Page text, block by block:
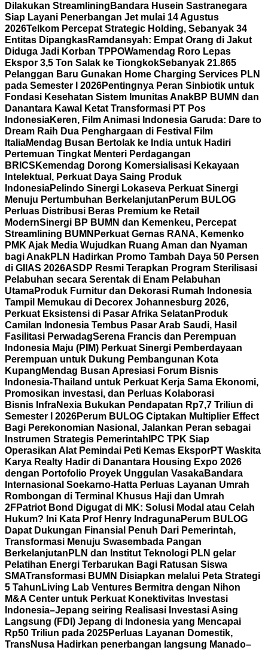
Dilakukan Streamlining Bandara Husein Sastranegara
Siap Layani Penerbangan Jet mulai 14 Agustus
2026Telkom Percepat Strategic Holding, Sebanyak 34
Entitas DipangkasRamdansyah: Empat Orang di Jakut
Diduga Jadi Korban TPPOWamendag Roro Lepas
Ekspor 3,5 Ton Salak ke TiongkokSebanyak 21.865
Pelanggan Baru Gunakan Home Charging Services PLN
pada Semester I 2026Pentingnya Peran Sinbiotik untuk
Fondasi Kesehatan Sistem Imunitas AnakBP BUMN dan
Danantara Kawal Ketat Transformasi PT Pos
IndonesiaKeren, Film Animasi Indonesia Garuda: Dare to
Dream Raih Dua Penghargaan di Festival Film
ItaliaMendag Busan Bertolak ke India untuk Hadiri
Pertemuan Tingkat Menteri Perdagangan
BRICS Kemendag Dorong Komersialisasi Kekayaan
Intelektual, Perkuat Daya Saing Produk
IndonesiaPelindo Sinergi Lokaseva Perkuat Sinergi
Menuju Pertumbuhan Berkelanjutan Perum BULOG
Perluas Distribusi Beras Premium ke Retail
ModernSinergi BP BUMN dan Kemenkeu, Percepat
Streamlining BUMN Perkuat Gernas RANA, Kemenko
PMK Ajak Media Wujudkan Ruang Aman dan Nyaman
bagi AnakPLN Hadirkan Promo Tambah Daya 50 Persen
di GIIAS 2026ASDP Resmi Terapkan Program Sterilisasi
Pelabuhan secara Serentak di Enam Pelabuhan
UtamaProduk Furnitur dan Dekorasi Rumah Indonesia
Tampil Memukau di Decorex Johannesburg 2026,
Perkuat Eksistensi di Pasar Afrika Selatan Produk
Camilan Indonesia Tembus Pasar Arab Saudi, Hasil
Fasilitasi PerwadagSerena Francis dan Perempuan
Indonesia Maju (PIM) Perkuat Sinergi Pemberdayaan
Perempuan untuk Dukung Pembangunan Kota
Kupang Mendag Busan Apresiasi Forum Bisnis
Indonesia-Thailand untuk Perkuat Kerja Sama Ekonomi,
Promosikan investasi, dan Perluas Kolaborasi
Bisnis InfraNexia Bukukan Pendapatan Rp7,7 Triliun di
Semester I 2026Perum BULOG Ciptakan Multiplier Effect
Bagi Perekonomian Nasional, Jalankan Peran sebagai
Instrumen Strategis Pemerintah IPC TPK Siap
Operasikan Alat Pemindai Peti Kemas EksporPT Waskita
Karya Realty Hadir di Danantara Housing Expo 2026
dengan Portofolio Proyek Unggulan VasakaBandara
Internasional Soekarno-Hatta Perluas Layanan Umrah
Rombongan di Terminal Khusus Haji dan Umrah
2FPatriot Bond Digugat di MK: Solusi Modal atau Celah
Hukum? Ini Kata Prof Henry IndragunaPerum BULOG
Dapat Dukungan Finansial Penuh Dari Pemerintah,
Transformasi Menuju Swasembada Pangan
Berkelanjutan PLN dan Institut Teknologi PLN gelar
Pelatihan Energi Terbarukan Bagi Ratusan Siswa
SMATransformasi BUMN Disiapkan melalui Peta Strategi
5 Tahun Living Lab Ventures Bermitra dengan Nihon
M&A Center untuk Perkuat Konektivitas Investasi
Indonesia–Jepang seiring Realisasi Investasi Asing
Langsung (FDI) Jepang di Indonesia yang Mencapai
Rp50 Triliun pada 2025Perluas Layanan Domestik,
TransNusa Hadirkan penerbangan langsung Manado–